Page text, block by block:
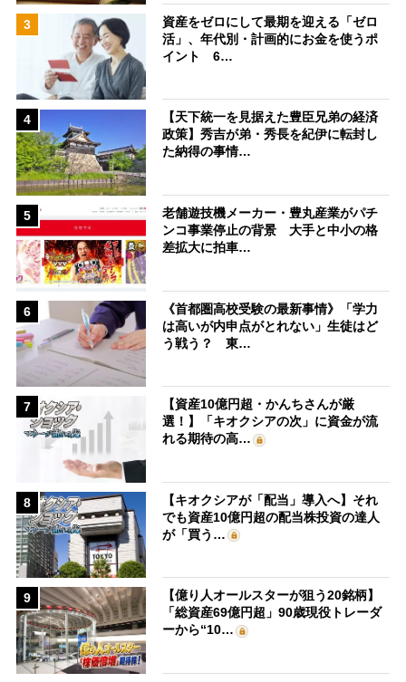
3
資産をゼロにして最期を迎える「ゼロ
活」、年代別・計画的にお金を使うポ
イント 6…
4
【天下統一を見据えた豊臣兄弟の経済
政策】秀吉が弟・秀長を紀伊に転封し
た納得の事情…
5
老舗遊技機メーカー・豊丸産業がパチ
ンコ事業停止の背景 大手と中小の格
差拡大に拍車…
6
《首都圏高校受験の最新事情》「学力
は高いが内申点がとれない」生徒はど
う戦う？ 東…
7
【資産10億円超・かんちさんが厳
選！】「キオクシアの次」に資金が流
れる期待の高…
8
【キオクシアが「配当」導入へ】それ
でも資産10億円超の配当株投資の達人
が「買う…
9
【億り人オールスターが狙う20銘柄】
「総資産69億円超」90歳現役トレーダ
ーから“10…